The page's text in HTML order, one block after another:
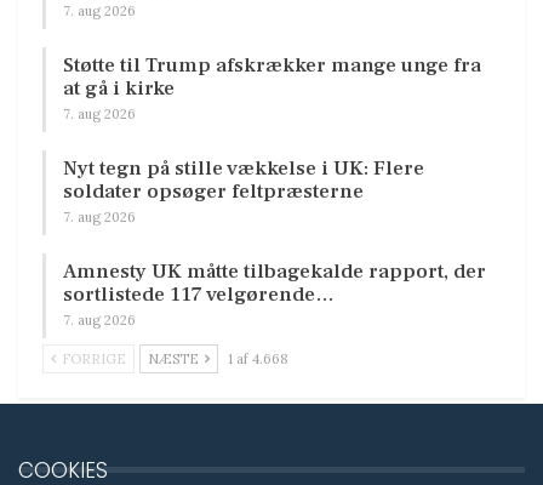
7. aug 2026
Støtte til Trump afskrækker mange unge fra
at gå i kirke
7. aug 2026
Nyt tegn på stille vækkelse i UK: Flere
soldater opsøger feltpræsterne
7. aug 2026
Amnesty UK måtte tilbagekalde rapport, der
sortlistede 117 velgørende…
7. aug 2026
FORRIGE NÆSTE 1 af 4.668
COOKIES